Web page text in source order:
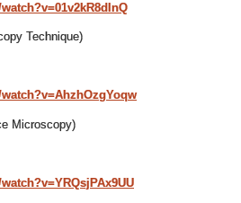
Technique)
Microscopy)